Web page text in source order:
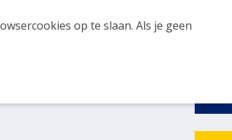
met elkaar. Klik hier voor
op te slaan. Als je geen